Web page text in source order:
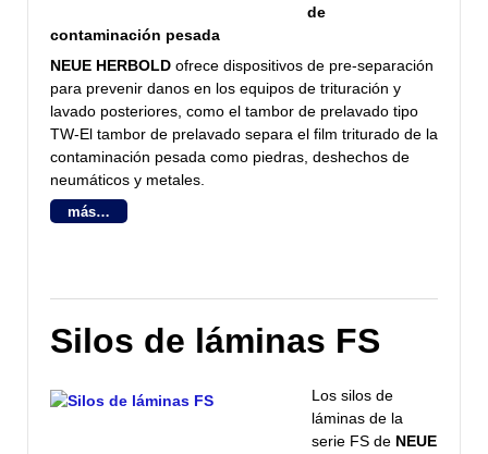
de
contaminación pesada
NEUE HERBOLD ofrece dispositivos de pre-separación
para prevenir danos en los equipos de trituración y
lavado posteriores, como el tambor de prelavado tipo
TW-El tambor de prelavado separa el film triturado de la
contaminación pesada como piedras, deshechos de
neumáticos y metales.
más…
Silos de láminas FS
Los silos de
láminas de la
serie FS de NEUE